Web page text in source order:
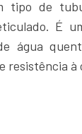
tipo de
É
água
resistência à